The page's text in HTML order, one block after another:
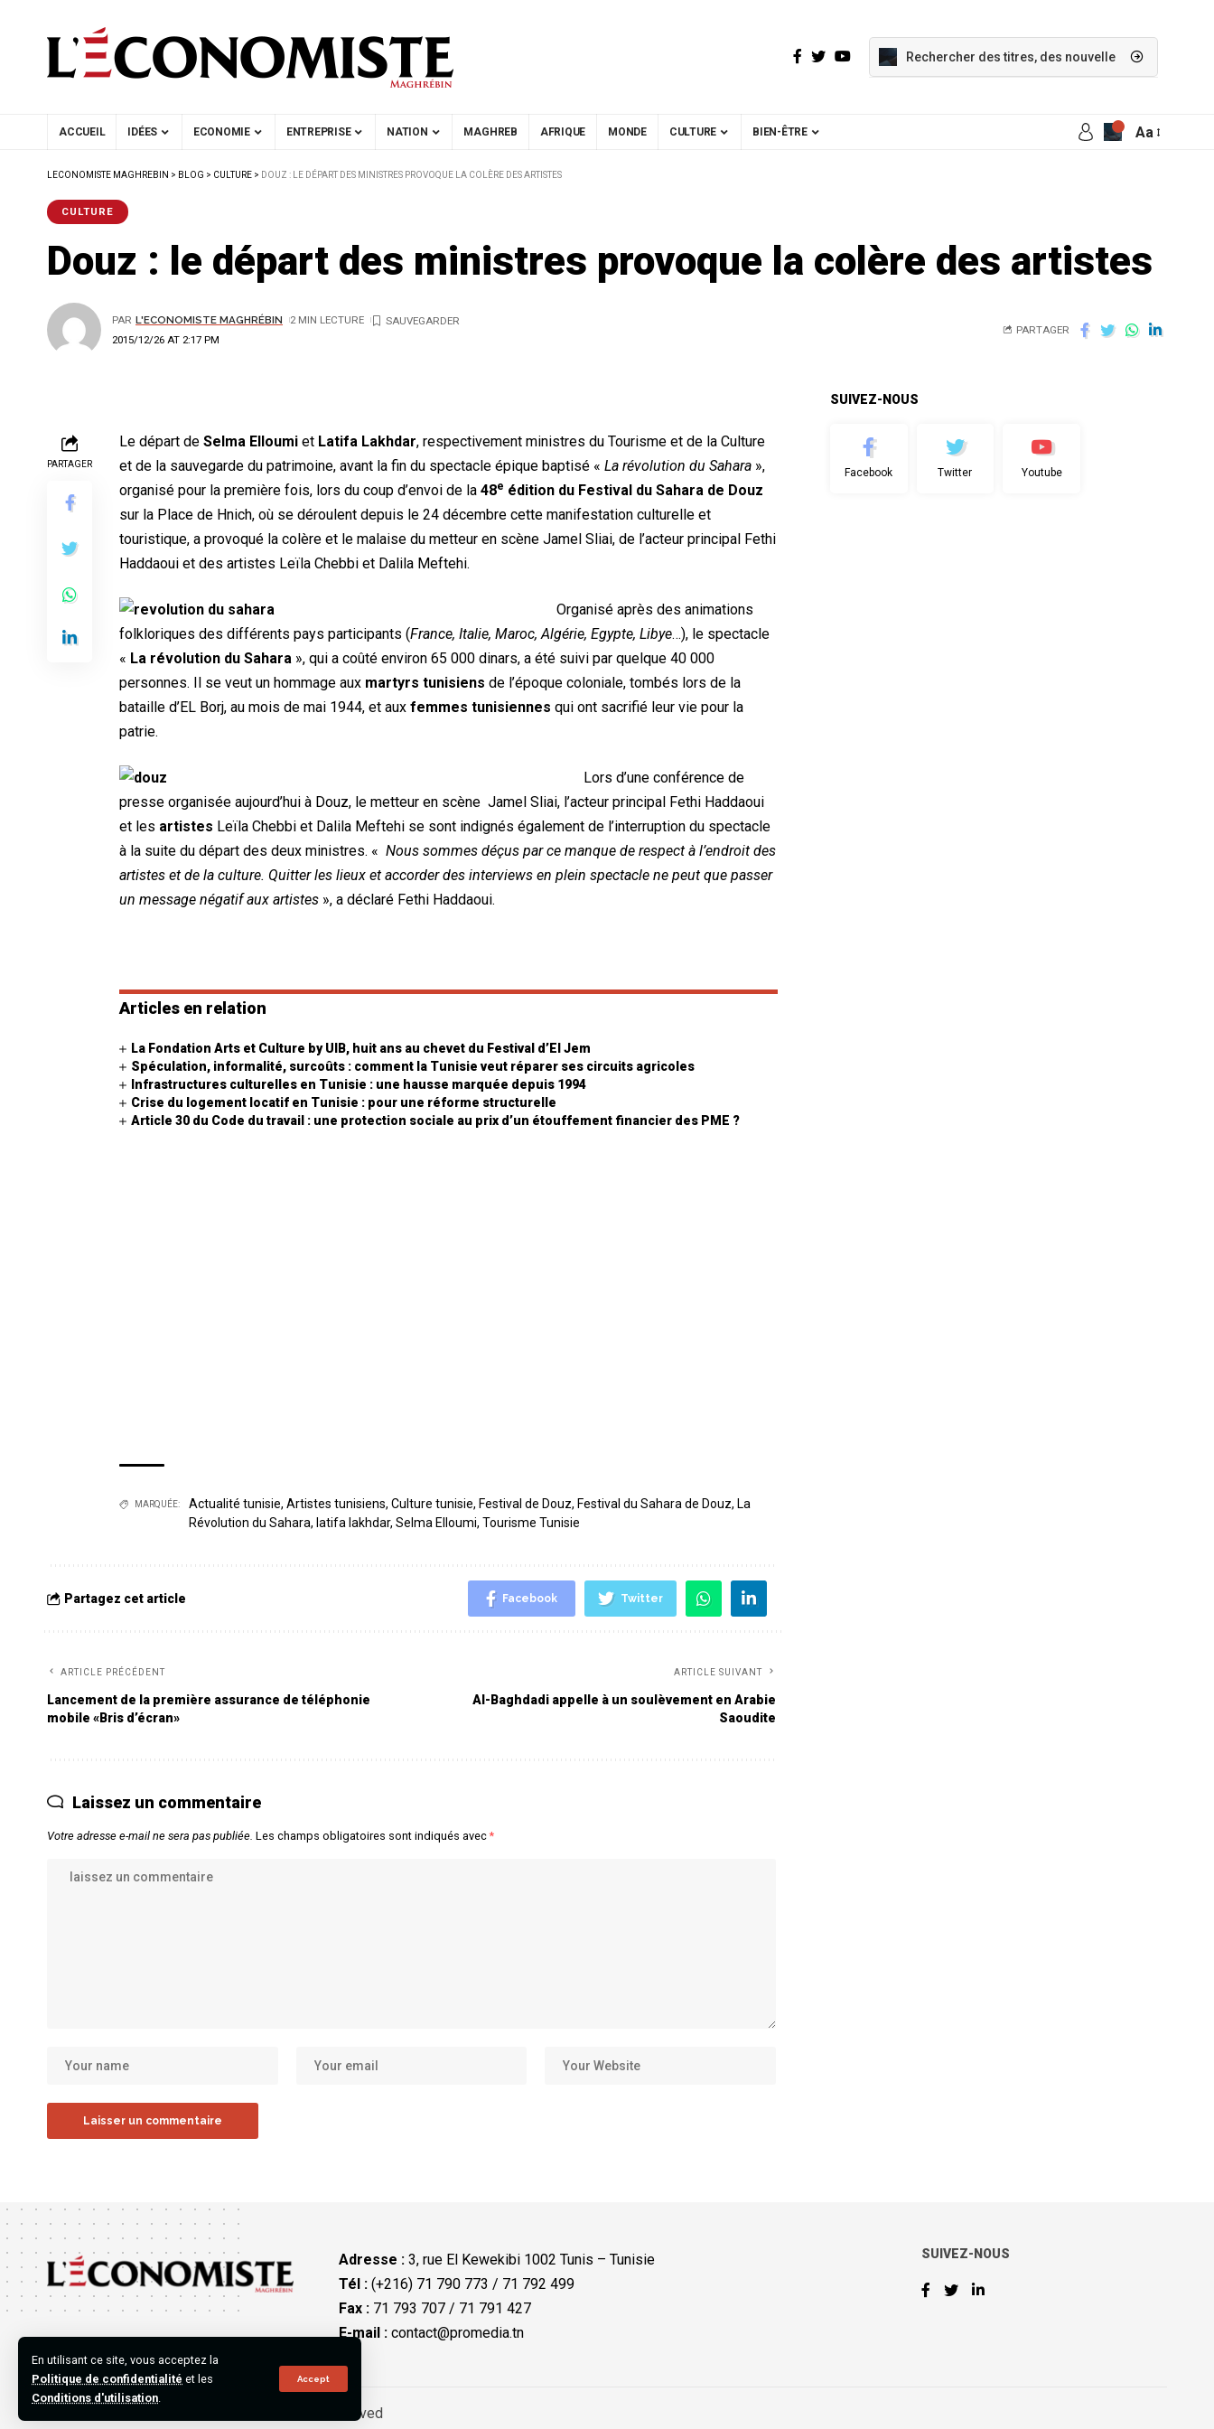
En utilisant ce site, vous acceptez la
Politique de confidentialité et les
Conditions d'utilisation.
Accept
ACCUEIL IDÉES ECONOMIE ENTREPRISE NATION MAGHREB AFRIQUE MONDE CULTURE BIEN-ÊTRE Aa
LECONOMISTE MAGHREBIN > BLOG > CULTURE > DOUZ : LE DÉPART DES MINISTRES PROVOQUE LA COLÈRE DES ARTISTES
CULTURE
Douz : le départ des ministres provoque la colère des artistes
2015/12/26 AT 2:17 PM
PAR L'ECONOMISTE MAGHRÉBIN 2 MIN LECTURE
PARTAGER
PARTAGER
Le départ de Selma Elloumi et Latifa Lakhdar, respectivement ministres du Tourisme et de la Culture
et de la sauvegarde du patrimoine, avant la fin du spectacle épique baptisé « La révolution du Sahara »,
organisé pour la première fois, lors du coup d’envoi de la 48e édition du Festival du Sahara de Douz
sur la Place de Hnich, où se déroulent depuis le 24 décembre cette manifestation culturelle et
touristique, a provoqué la colère et le malaise du metteur en scène Jamel Sliai, de l’acteur principal Fethi
Haddaoui et des artistes Leïla Chebbi et Dalila Meftehi.
Organisé après des animations
folkloriques des différents pays participants (France, Italie, Maroc, Algérie, Egypte, Libye…), le spectacle
« La révolution du Sahara », qui a coûté environ 65 000 dinars, a été suivi par quelque 40 000
personnes. Il se veut un hommage aux martyrs tunisiens de l’époque coloniale, tombés lors de la
bataille d’EL Borj, au mois de mai 1944, et aux femmes tunisiennes qui ont sacrifié leur vie pour la
patrie.
Lors d’une conférence de
presse organisée aujourd’hui à Douz, le metteur en scène Jamel Sliai, l’acteur principal Fethi Haddaoui
et les artistes Leïla Chebbi et Dalila Meftehi se sont indignés également de l’interruption du spectacle
à la suite du départ des deux ministres. « Nous sommes déçus par ce manque de respect à l’endroit des
artistes et de la culture. Quitter les lieux et accorder des interviews en plein spectacle ne peut que passer
un message négatif aux artistes », a déclaré Fethi Haddaoui.
Articles en relation
La Fondation Arts et Culture by UIB, huit ans au chevet du Festival d’El Jem
Spéculation, informalité, surcoûts : comment la Tunisie veut réparer ses circuits agricoles
Infrastructures culturelles en Tunisie : une hausse marquée depuis 1994
Crise du logement locatif en Tunisie : pour une réforme structurelle
Article 30 du Code du travail : une protection sociale au prix d’un étouffement financier des PME ?
MARQUÉE: Actualité tunisie, Artistes tunisiens, Culture tunisie, Festival de Douz, Festival du Sahara de Douz, La
Révolution du Sahara, latifa lakhdar, Selma Elloumi, Tourisme Tunisie
Partagez cet article Facebook Twitter
ARTICLE PRÉCÉDENT
Lancement de la première assurance de téléphonie
mobile «Bris d’écran»
ARTICLE SUIVANT
Al-Baghdadi appelle à un soulèvement en Arabie
Saoudite
Laissez un commentaire
Votre adresse e-mail ne sera pas publiée. Les champs obligatoires sont indiqués avec*
SUIVEZ-NOUS
Facebook Twitter Youtube
Adresse : 3, rue El Kewekibi 1002 Tunis – Tunisie
Tél :(+216) 71 790 773 / 71 792 499
Fax :71 793 707 / 71 791 427
E-mail : contact@promedia.tn
SUIVEZ-NOUS
©2023 L’Économiste Maghrébin, All Rights Reserved